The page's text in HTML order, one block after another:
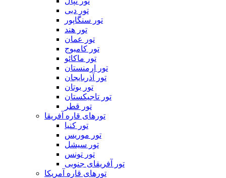
تور دبی
تور سنگاپور
تور هند
تور عمان
تور کامبوج
تور ماکائو
تور ارمنستان
تور آذربایجان
تور بوتان
تور تاجیکستان
تور قطر
تورهای قاره آفریقا
تور کنیا
تور موریس
تور سیشل
تور تونس
تور آفریقای جنوبی
تورهای قاره آمریکا